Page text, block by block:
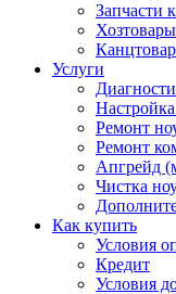
Запчасти
Хозтовары
Услуги
Ремонт
Ремонт
Апгрейд
Чистка
Как купить
Условия
Кредит
Условия